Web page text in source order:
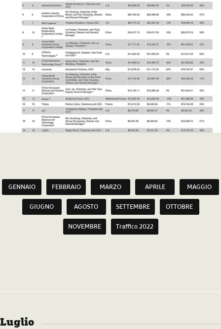
GENNAIO FEBBRAIO MARZO APRILE MAGGIO
GIUGNO AGOSTO SETTEMBRE OTTOBRE
NOVEMBRE Traffico 2022
Luglio